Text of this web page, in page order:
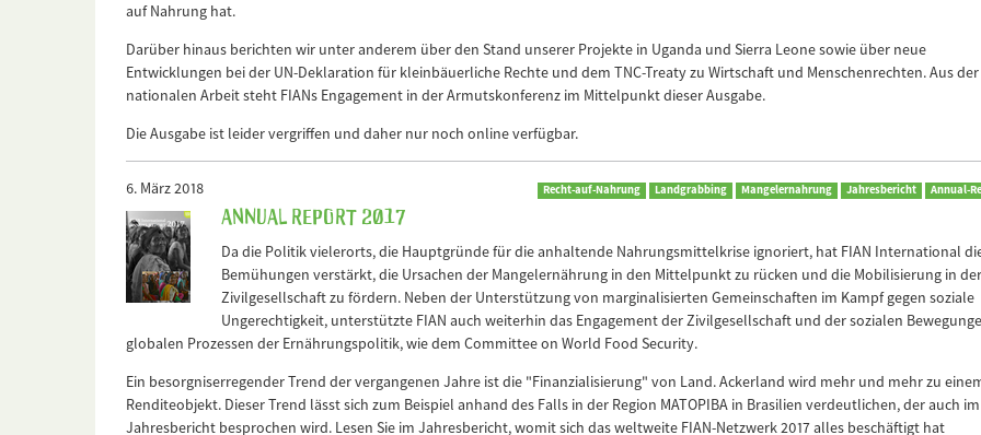
auf Nahrung hat.
Darüber hinaus berichten wir unter anderem über den Stand unserer Projekte in Uganda und Sierra Leone sowie über neue
Entwicklungen bei der UN-Deklaration für kleinbäuerliche Rechte und dem TNC-Treaty zu Wirtschaft und Menschenrechten. Aus der
nationalen Arbeit steht FIANs Engagement in der Armutskonferenz im Mittelpunkt dieser Ausgabe.
Die Ausgabe ist leider vergriffen und daher nur noch online verfügbar.
6. März 2018 Recht-auf-Nahrung Landgrabbing Mangelernahrung Jahresbericht Annual-
Annual Report 2017
Da die Politik vielerorts, die Hauptgründe für die anhaltende Nahrungsmittelkrise ignoriert, hat FIAN International
Bemühungen verstärkt, die Ursachen der Mangelernährung in den Mittelpunkt zu rücken und die Mobilisierung in der
Zivilgesellschaft zu fördern. Neben der Unterstützung von marginalisierten Gemeinschaften im Kampf gegen soziale
Ungerechtigkeit, unterstützte FIAN auch weiterhin das Engagement der Zivilgesellschaft und der sozialen
globalen Prozessen der Ernährungspolitik, wie dem Committee on World Food Security.
Ein besorgniserregender Trend der vergangenen Jahre ist die "Finanzialisierung" von Land. Ackerland wird mehr und mehr zu
Renditeobjekt. Dieser Trend lässt sich zum Beispiel anhand des Falls in der Region MATOPIBA in Brasilien verdeutlichen, der auch im
Jahresbericht besprochen wird. Lesen Sie im Jahresbericht, womit sich das weltweite FIAN-Netzwerk 2017 alles beschäftigt hat